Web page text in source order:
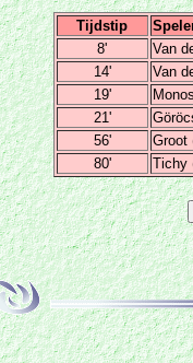
Tijdstip
8'
Van
14'
Van
19'
21'
56'
Groot
80'
Tichy